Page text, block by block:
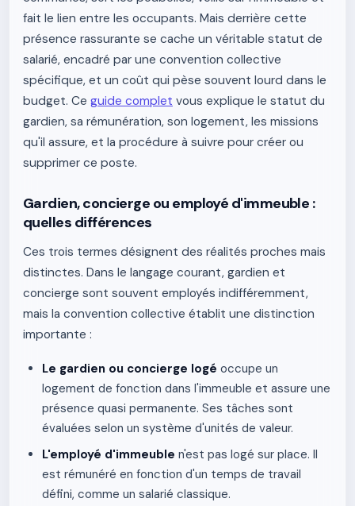
fait le lien entre les occupants. Mais derrière cette
présence rassurante se cache un véritable statut de
salarié, encadré par une convention collective
spécifique, et un coût qui pèse souvent lourd dans le
budget. Ce guide complet vous explique le statut du
gardien, sa rémunération, son logement, les missions
qu'il assure, et la procédure à suivre pour créer ou
supprimer ce poste.
Gardien, concierge ou employé d'immeuble :
quelles différences
Ces trois termes désignent des réalités proches mais
distinctes. Dans le langage courant, gardien et
concierge sont souvent employés indifféremment,
mais la convention collective établit une distinction
importante :
Le gardien ou concierge logé occupe un
logement de fonction dans l'immeuble et assure une
présence quasi permanente. Ses tâches sont
évaluées selon un système d'unités de valeur.
L'employé d'immeuble n'est pas logé sur place. Il
est rémunéré en fonction d'un temps de travail
défini, comme un salarié classique.